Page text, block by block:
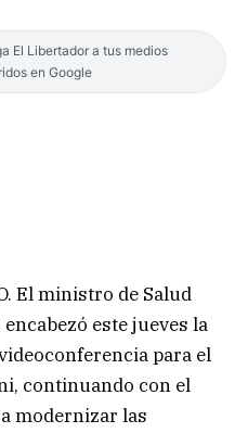
El Libertador a tus medios
en Google
El ministro de Salud
este jueves la
para el
continuando con el
modernizar las